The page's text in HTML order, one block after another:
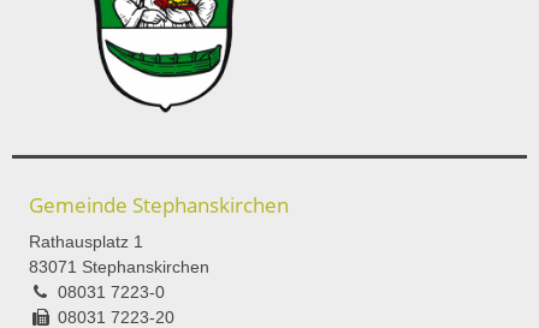
Gemeinde Stephanskirchen
Rathausplatz 1
83071 Stephanskirchen
08031 7223-0
08031 7223-20